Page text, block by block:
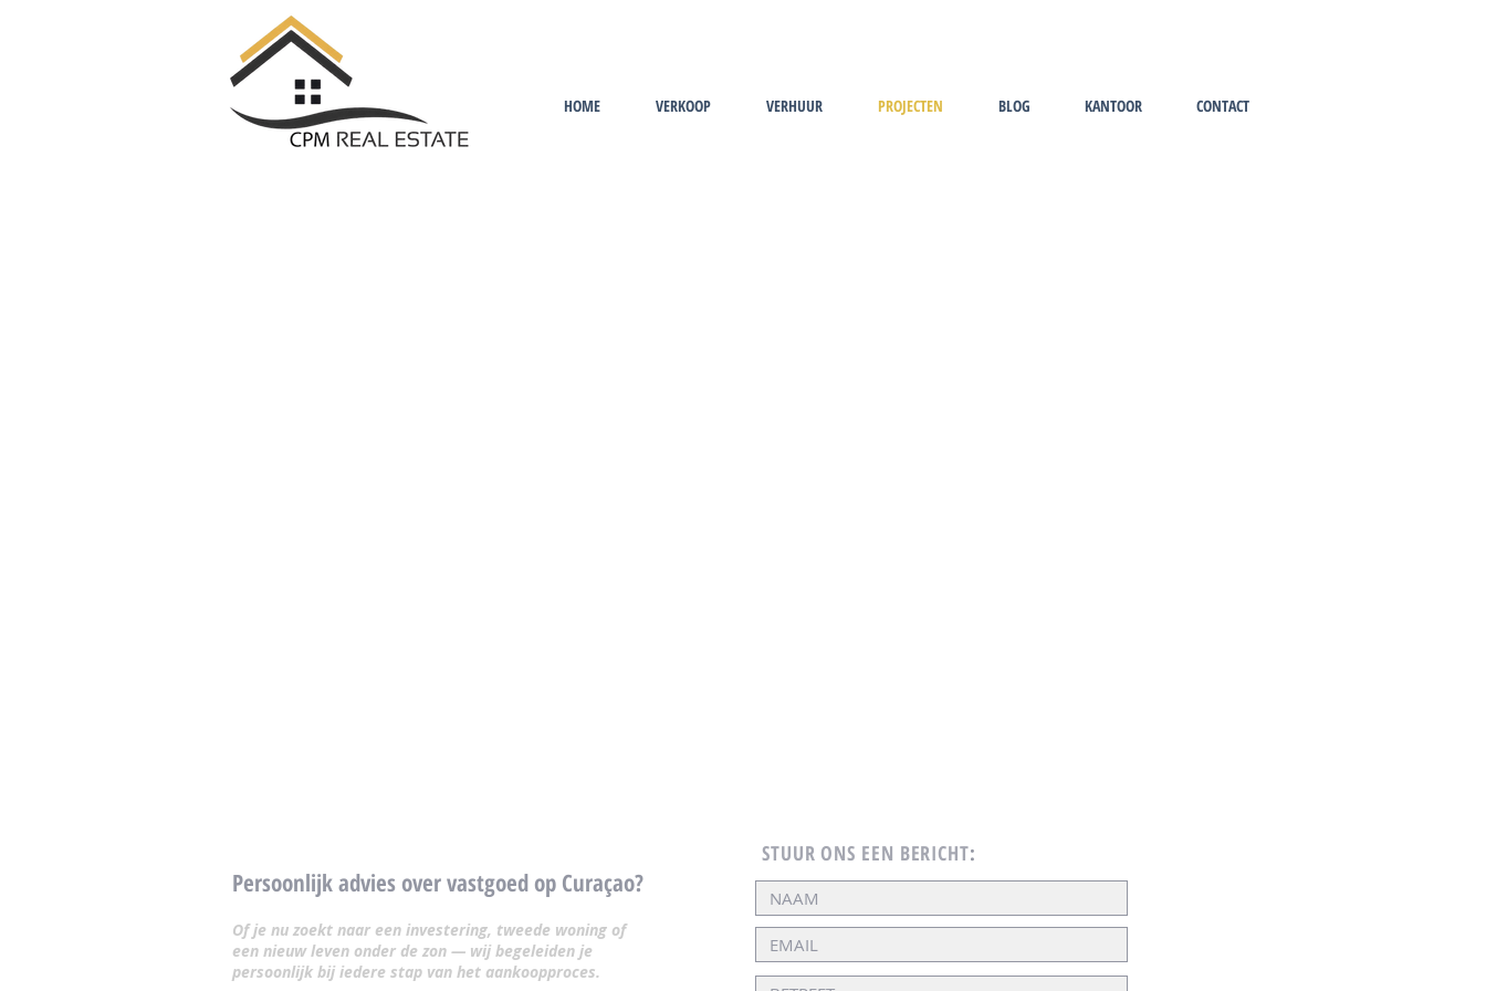
HOME VERKOOP VERHUUR PROJECTEN BLOG KANTOOR CONTACT
Persoonlijk advies over vastgoed op Curaçao?
Of je nu zoekt naar een investering, tweede woning of
een nieuw leven onder de zon — wij begeleiden je
persoonlijk bij iedere stap van het aankoopproces.
STUUR ONS EEN BERICHT: